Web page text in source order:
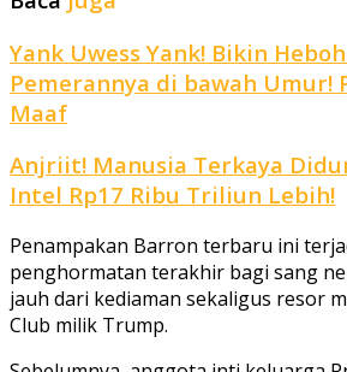
Yank Uwess Yank! Bikin
Pemerannya di bawah Umur!
Maaf
Anjriit! Manusia Terkaya
Intel Rp17 Ribu Triliun Lebih!
Penampakan Barron terbaru ini
penghormatan terakhir bagi sang
jauh dari kediaman sekaligus resor
Club milik Trump.